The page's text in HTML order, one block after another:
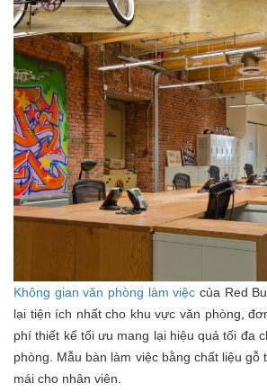
Không gian văn phòng làm việc của Red
lại tiện ích nhất cho khu vực văn phòng,
phí thiết kế tối ưu mang lại hiệu quả tối đa
phòng. Mẫu bàn làm việc bằng chất liệu gỗ
mái cho nhân viên.